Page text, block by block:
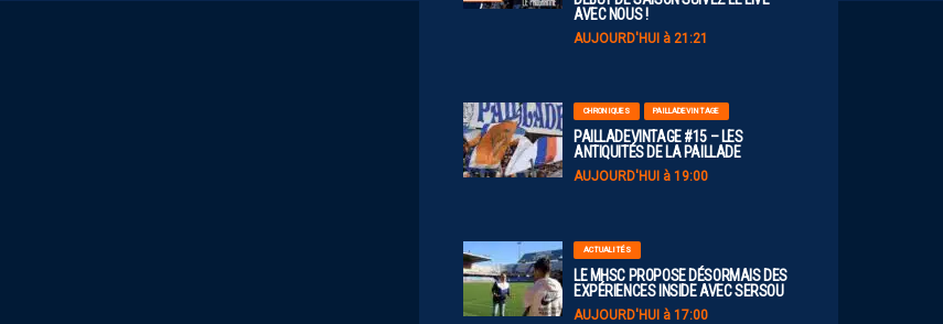
AVEC NOUS !
AUJOURD'HUI à 21:21
CHRONIQUES PAILLADEVINTAGE
PAILLADEVINTAGE #15 – LES
ANTIQUITÉS DE LA PAILLADE
AUJOURD'HUI à 19:00
ACTUALITÉS
LE MHSC PROPOSE DÉSORMAIS DES
EXPÉRIENCES INSIDE AVEC SERSOU
AUJOURD'HUI à 17:00